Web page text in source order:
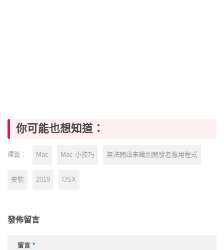
你可能也想知道：
標籤： Mac Mac 小技巧 無法開啟未識別開發者應用程式
安裝 2019 OSX
發佈留言
留言 *